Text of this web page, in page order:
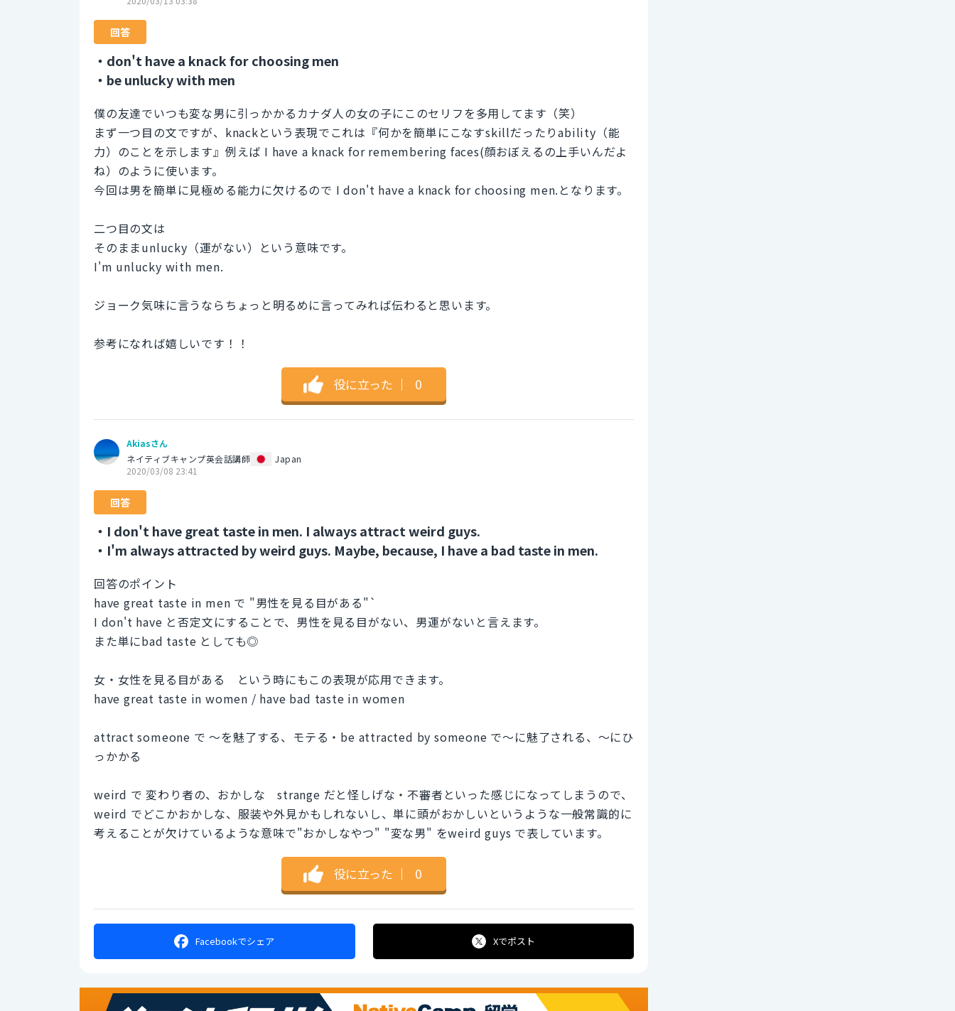
回答
・don't have a knack for choosing men
・be unlucky with men
僕の友達でいつも変な男に引っかかるカナダ人の女の子にこのセリフを多用してます（笑）
まず一つ目の文ですが、knackという表現でこれは『何かを簡単にこなすskillだったりability（能
力）のことを示します』例えば I have a knack for remembering faces(顔おぼえるの上手いんだよ
ね）のように使います。
今回は男を簡単に見極める能力に欠けるので I don't have a knack for choosing men.となります。
二つ目の文は
そのままunlucky（運がない）という意味です。
I'm unlucky with men.
ジョーク気味に言うならちょっと明るめに言ってみれば伝わると思います。
参考になれば嬉しいです！！
役に立った ｜ 0
Akiasさん
ネイティブキャンプ英会話講師
Japan
2020/03/08 23:41
回答
・I don't have great taste in men. I always attract weird guys.
・I'm always attracted by weird guys. Maybe, because, I have a bad taste in men.
回答のポイント
have great taste in men で "男性を見る目がある"`
I don't have と否定文にすることで、男性を見る目がない、男運がないと言えます。
また単にbad taste としても◎
女・女性を見る目がある という時にもこの表現が応用できます。
have great taste in women / have bad taste in women
attract someone で ～を魅了する、モテる・be attracted by someone で～に魅了される、～にひ
っかかる
weird で 変わり者の、おかしな strange だと怪しげな・不審者といった感じになってしまうので、
weird でどこかおかしな、服装や外見かもしれないし、単に頭がおかしいというような一般常識的に
考えることが欠けているような意味で"おかしなやつ" "変な男" をweird guys で表しています。
役に立った ｜ 0
Facebookでシェア Xでポスト